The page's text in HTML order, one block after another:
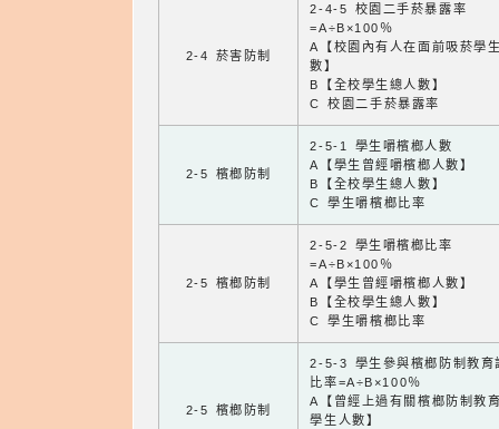
2-4 菸害防制
2-4-5 校園二手菸暴露率
=A÷B×100％
A【校園內有人在面前吸菸學
數】
B【全校學生總人數】
C 校園二手菸暴露率
2-5 檳榔防制
2-5-1 學生嚼檳榔人數
A【學生曾經嚼檳榔人數】
B【全校學生總人數】
C 學生嚼檳榔比率
2-5 檳榔防制
2-5-2 學生嚼檳榔比率
=A÷B×100％
A【學生曾經嚼檳榔人數】
B【全校學生總人數】
C 學生嚼檳榔比率
2-5 檳榔防制
2-5-3 學生參與檳榔防制教育
比率=A÷B×100％
A【曾經上過有關檳榔防制教
學生人數】